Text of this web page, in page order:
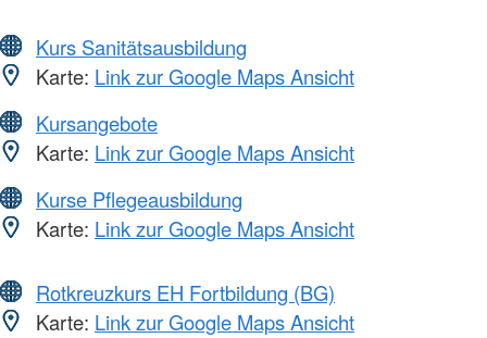
Kurs Sanitätsausbildung
Karte: Link zur Google Maps Ansicht
Kursangebote
Karte: Link zur Google Maps Ansicht
Kurse Pflegeausbildung
Karte: Link zur Google Maps Ansicht
Rotkreuzkurs EH Fortbildung (BG)
Karte: Link zur Google Maps Ansicht